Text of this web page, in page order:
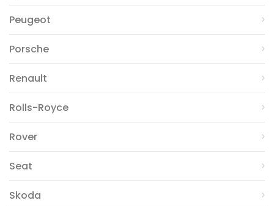
Peugeot
Porsche
Renault
Rolls-Royce
Rover
Seat
Skoda